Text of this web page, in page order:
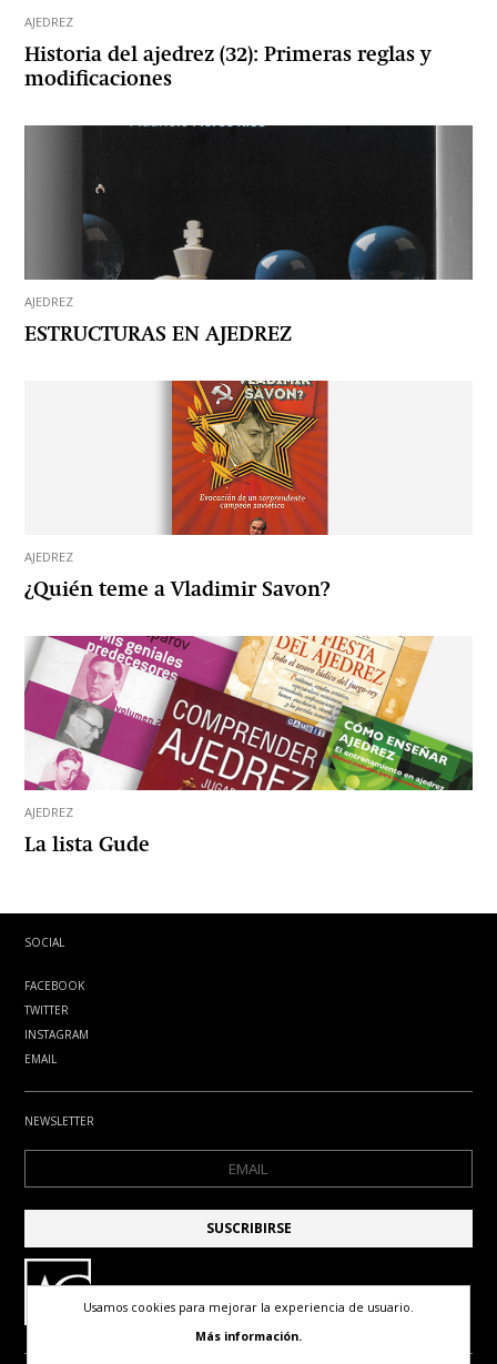
AJEDREZ
Historia del ajedrez (32): Primeras reglas y
modificaciones
AJEDREZ
ESTRUCTURAS EN AJEDREZ
AJEDREZ
¿Quién teme a Vladimir Savon?
AJEDREZ
La lista Gude
SOCIAL
FACEBOOK
TWITTER
INSTAGRAM
EMAIL
NEWSLETTER
Usamos cookies para mejorar la experiencia de usuario.
Más información.